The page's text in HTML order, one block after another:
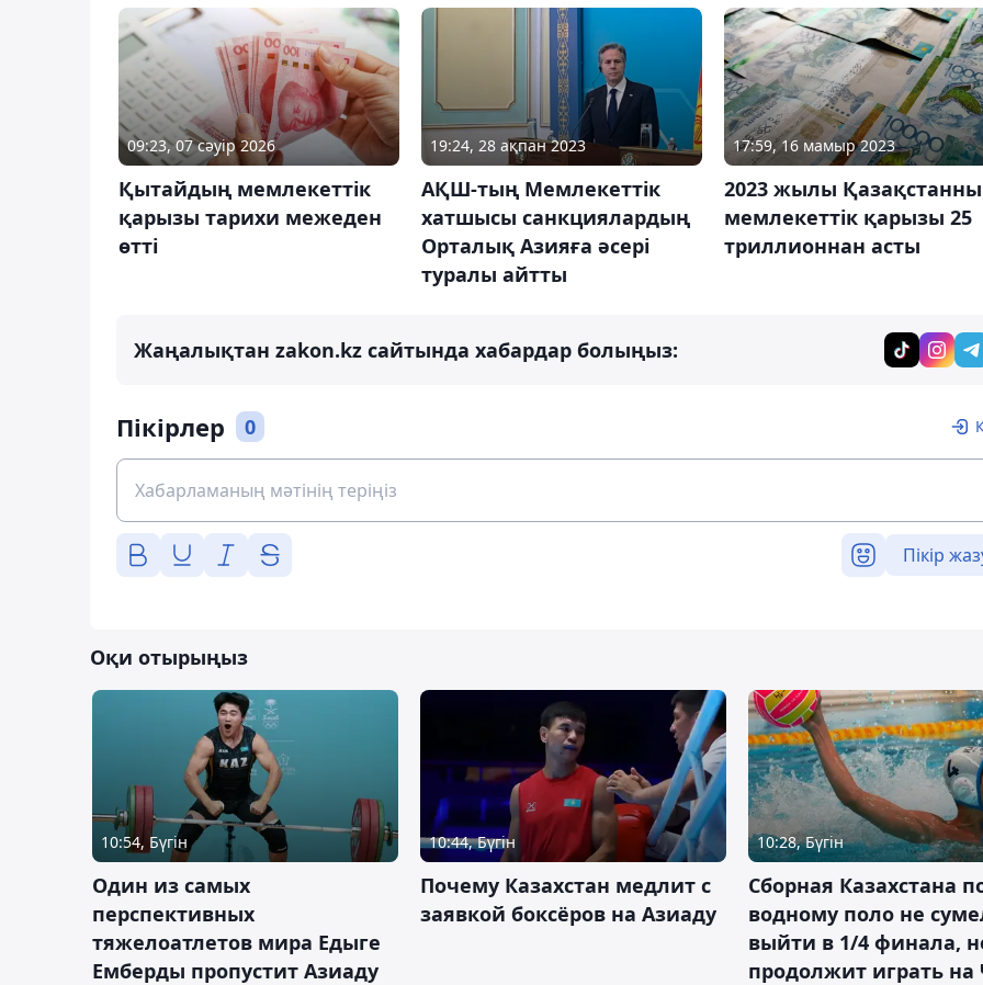
09:23, 07 сәуір 2026
Қытайдың мемлекеттік
қарызы тарихи межеден
өтті
19:24, 28 ақпан 2023
АҚШ-тың Мемлекеттік
хатшысы санкциялардың
Орталық Азияға әсері
туралы айтты
17:59, 16 мамыр 2023
2023 жылы
мемлекеттік қарызы 25
триллионнан асты
Жаңалықтан zakon.kz сайтында хабардар болыңыз:
Пікірлер 0
Пікір
Оқи отырыңыз
10:54, Бүгін
Один из самых
перспективных
тяжелоатлетов мира Едыге
Емберды пропустит Азиаду
10:44, Бүгін
Почему Казахстан медлит с
заявкой боксёров на Азиаду
10:28, Бүгін
Сборная Казахстана
водному поло не
выйти в 1/4 финала,
продолжит играть